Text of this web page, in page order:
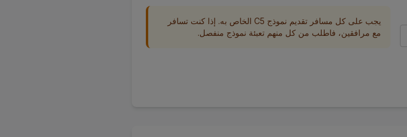
يجب على كل مسافر تقديم نموذج C5 الخاص به. إذا كنت تسافر
مع مرافقين، فاطلب من كل منهم تعبئة نموذج منفصل.